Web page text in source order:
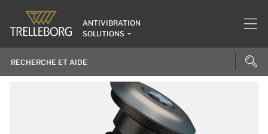
ANTIVIBRATION
SOLUTIONS